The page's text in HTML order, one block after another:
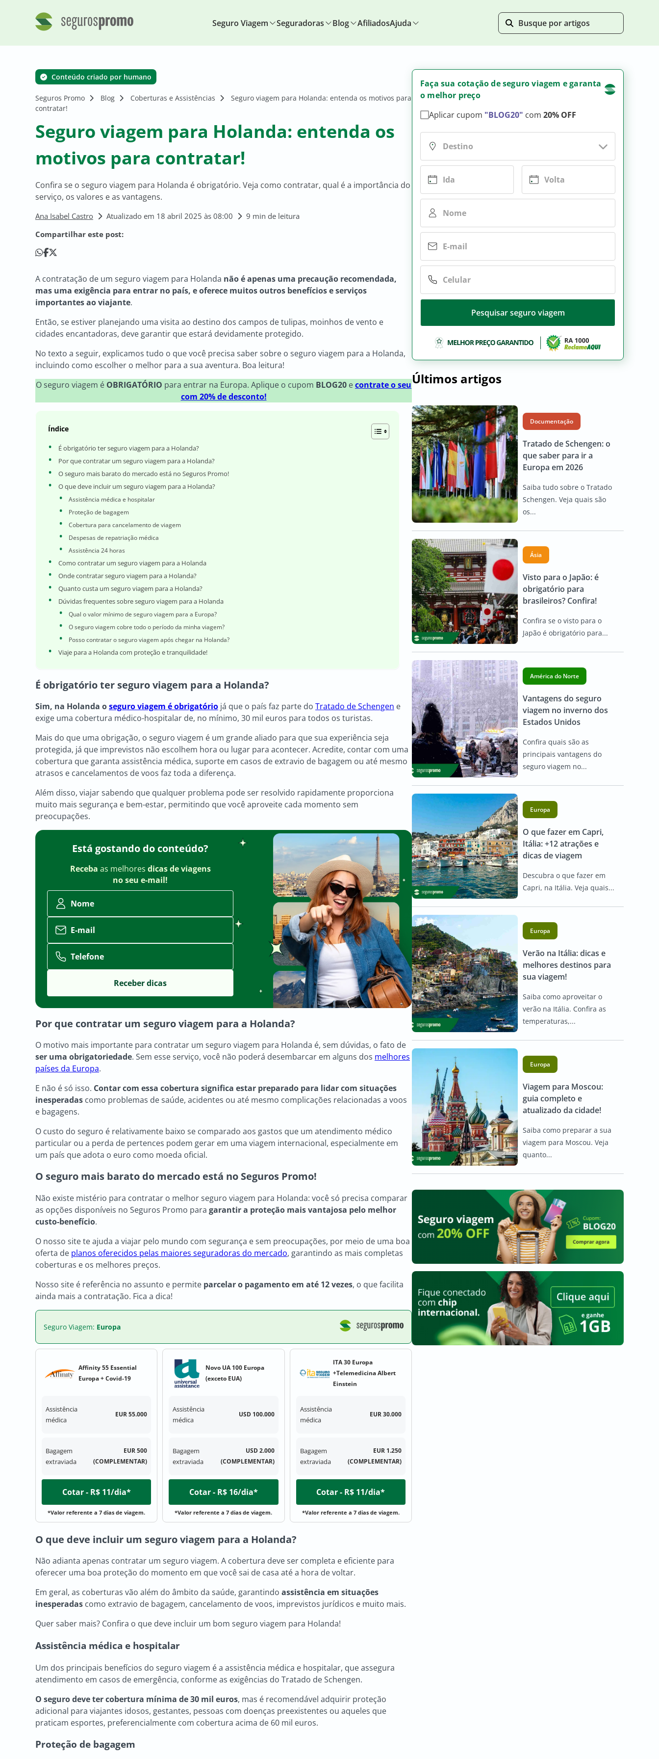
Seguro Viagem Seguradoras Blog AfiliadosAjuda
Conteúdo criado por humano
Seguros Promo Blog Coberturas e Assistências
Seguro viagem para Holanda: entenda os motivos para
contratar!
Seguro viagem para Holanda: entenda os
motivos para contratar!
Confira se o seguro viagem para Holanda é obrigatório. Veja como contratar, qual é a importância do
serviço, os valores e as vantagens.
Ana Isabel Castro Atualizado em 18 abril 2025 às 08:00
9 min de leitura
Compartilhar este post:
A contratação de um seguro viagem para Holanda não é apenas uma precaução recomendada,
mas uma exigência para entrar no país, e oferece muitos outros benefícios e serviços
importantes ao viajante.
Então, se estiver planejando uma visita ao destino dos campos de tulipas, moinhos de vento e
cidades encantadoras, deve garantir que estará devidamente protegido.
No texto a seguir, explicamos tudo o que você precisa saber sobre o seguro viagem para a Holanda,
incluindo como escolher o melhor para a sua aventura. Boa leitura!
O seguro viagem é OBRIGATÓRIO para entrar na Europa. Aplique o cupom BLOG20 econtrate o seu
com 20% de desconto!
Índice
É obrigatório ter seguro viagem para a Holanda?
Por que contratar um seguro viagem para a Holanda?
O seguro mais barato do mercado está no Seguros Promo!
O que deve incluir um seguro viagem para a Holanda?
Assistência médica e hospitalar
Proteção de bagagem
Cobertura para cancelamento de viagem
Despesas de repatriação médica
Assistência 24 horas
Como contratar um seguro viagem para a Holanda
Onde contratar seguro viagem para a Holanda?
Quanto custa um seguro viagem para a Holanda?
Dúvidas frequentes sobre seguro viagem para a Holanda
Qual o valor mínimo de seguro viagem para a Europa?
O seguro viagem cobre todo o período da minha viagem?
Posso contratar o seguro viagem após chegar na Holanda?
Viaje para a Holanda com proteção e tranquilidade!
É obrigatório ter seguro viagem para a Holanda?
Sim, na Holanda oseguro viagem é obrigatório já que o país faz parte do Tratado de Schengen e
exige uma cobertura médico-hospitalar de, no mínimo, 30 mil euros para todos os turistas.
Mais do que uma obrigação, o seguro viagem é um grande aliado para que sua experiência seja
protegida, já que imprevistos não escolhem hora ou lugar para acontecer. Acredite, contar com uma
cobertura que garanta assistência médica, suporte em casos de extravio de bagagem ou até mesmo
atrasos e cancelamentos de voos faz toda a diferença.
Além disso, viajar sabendo que qualquer problema pode ser resolvido rapidamente proporciona
muito mais segurança e bem-estar, permitindo que você aproveite cada momento sem
preocupações.
Está gostando do conteúdo?
Receba as melhores dicas de viagens
no seu e-mail!
Nome
E-mail
Telefone
Por que contratar um seguro viagem para a Holanda?
O motivo mais importante para contratar um seguro viagem para Holanda é, sem dúvidas, o fato de
ser uma obrigatoriedade. Sem esse serviço, você não poderá desembarcar em alguns dos melhores
países da Europa.
E não é só isso. Contar com essa cobertura significa estar preparado para lidar com situações
inesperadas como problemas de saúde, acidentes ou até mesmo complicações relacionadas a voos
e bagagens.
O custo do seguro é relativamente baixo se comparado aos gastos que um atendimento médico
particular ou a perda de pertences podem gerar em uma viagem internacional, especialmente em
um país que adota o euro como moeda oficial.
O seguro mais barato do mercado está no Seguros Promo!
Não existe mistério para contratar o melhor seguro viagem para Holanda: você só precisa comparar
as opções disponíveis no Seguros Promo para garantir a proteção mais vantajosa pelo melhor
custo-benefício.
O nosso site te ajuda a viajar pelo mundo com segurança e sem preocupações, por meio de uma boa
oferta de planos oferecidos pelas maiores seguradoras do mercado, garantindo as mais completas
coberturas e os melhores preços.
Nosso site é referência no assunto e permite parcelar o pagamento em até 12 vezes, o que facilita
ainda mais a contratação. Fica a dica!
Seguro Viagem: Europa
Affinity 55 Essential
Europa + Covid-19
Assistência
médica
EUR 55.000
Bagagem
extraviada
EUR 500
(COMPLEMENTAR)
Cotar - R$ 11/dia*
*Valor referente a 7 dias de viagem.
Novo UA 100 Europa
(exceto EUA)
Assistência
médica
USD 100.000
Bagagem
extraviada
USD 2.000
(COMPLEMENTAR)
Cotar - R$ 16/dia*
*Valor referente a 7 dias de viagem.
ITA 30 Europa
+Telemedicina Albert
Einstein
Assistência
médica
EUR 30.000
Bagagem
extraviada
EUR 1.250
(COMPLEMENTAR)
Cotar - R$ 11/dia*
*Valor referente a 7 dias de viagem.
O que deve incluir um seguro viagem para a Holanda?
Não adianta apenas contratar um seguro viagem. A cobertura deve ser completa e eficiente para
oferecer uma boa proteção do momento em que você sai de casa até a hora de voltar.
Em geral, as coberturas vão além do âmbito da saúde, garantindo assistência em situações
inesperadas como extravio de bagagem, cancelamento de voos, imprevistos jurídicos e muito mais.
Quer saber mais? Confira o que deve incluir um bom seguro viagem para Holanda!
Assistência médica e hospitalar
Um dos principais benefícios do seguro viagem é a assistência médica e hospitalar, que assegura
atendimento em casos de emergência, conforme as exigências do Tratado de Schengen.
O seguro deve ter cobertura mínima de 30 mil euros, mas é recomendável adquirir proteção
adicional para viajantes idosos, gestantes, pessoas com doenças preexistentes ou aqueles que
praticam esportes, preferencialmente com cobertura acima de 60 mil euros.
Proteção de bagagem
Faça sua cotação de seguro viagem e garanta
o melhor preço
Aplicar cupom "BLOG20" com 20% OFF
Pesquisar seguro viagem
Últimos artigos
Documentação
Tratado de Schengen: o
que saber para ir a
Europa em 2026
Saiba tudo sobre o Tratado
Schengen. Veja quais são
os...
Ásia
Visto para o Japão: é
obrigatório para
brasileiros? Confira!
Confira se o visto para o
Japão é obrigatório para...
América do Norte
Vantagens do seguro
viagem no inverno dos
Estados Unidos
Confira quais são as
principais vantagens do
seguro viagem no...
Europa
O que fazer em Capri,
Itália: +12 atrações e
dicas de viagem
Descubra o que fazer em
Capri, na Itália. Veja quais...
Europa
Verão na Itália: dicas e
melhores destinos para
sua viagem!
Saiba como aproveitar o
verão na Itália. Confira as
temperaturas,...
Europa
Viagem para Moscou:
guia completo e
atualizado da cidade!
Saiba como preparar a sua
viagem para Moscou. Veja
quanto...